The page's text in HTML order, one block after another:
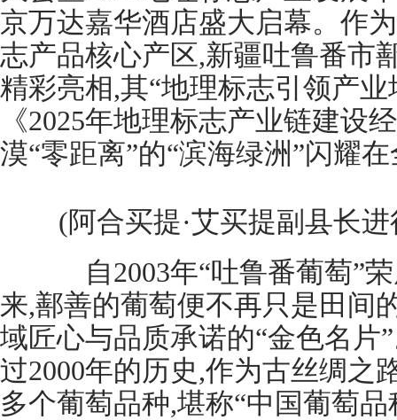
京万达嘉华酒店盛大启幕。作
志产品核心产区,新疆吐鲁番市
精彩亮相,其“地理标志引领产
《2025年地理标志产业链建设
漠“零距离”的“滨海绿洲”闪耀
(阿合买提·艾买提副县长
自2003年“吐鲁番葡萄”荣
来,鄯善的葡萄便不再只是田间
域匠心与品质承诺的“金色名片
过2000年的历史,作为古丝绸之
多个葡萄品种,堪称“中国葡萄